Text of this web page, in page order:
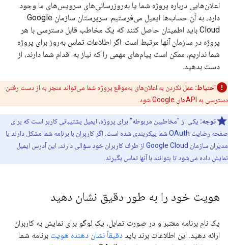
اعلان‌هایی درباره پروژه شما یا به‌روزرسانی‌های سرویس‌های ما وجود
دارد، به آن حساب‌ها ایمیل می‌فرستیم. سرپرستان سازمان Google
Cloud باید اطمینان حاصل کنند که یک مخاطب قابل دسترسی با هر
پروژه در سازمان آنها مرتبط است. اگر اطلاعات تماس به‌روز برای پروژه
شما نداریم، ممکن است پیام‌های مهمی را که نیاز به اقدام شما دارند، از
دست بدهید.
احتیاط: عمل نکردن به اعلان‌های به‌موقع پروژه شما می‌تواند منجر به از دست رفتن
دسترسی به APIهای Google شود.
توجه: یکی از "مخاطبین مربوطه" برای پروژه، ایمیل پشتیبانی کاربر است که برای
صفحه رضایت OAuth شما پیکربندی شده است. اگر کاربران با برنامه شما مشکل دارند یا
مدیران سازمان Google Cloud از طرف کاربران خود سؤالی دارند، این آدرس ایمیل
نمایش داده می‌شود تا بتوانند با آنها تماس بگیرند.
هویت خود را به طور دقیق نشان دهید
یک نام برنامه معتبر و در صورت تمایل، یک لوگو برای نمایش به کاربران
ارائه دهید. این اطلاعات برند باید دقیقاً نشان دهنده هویت برنامه شما